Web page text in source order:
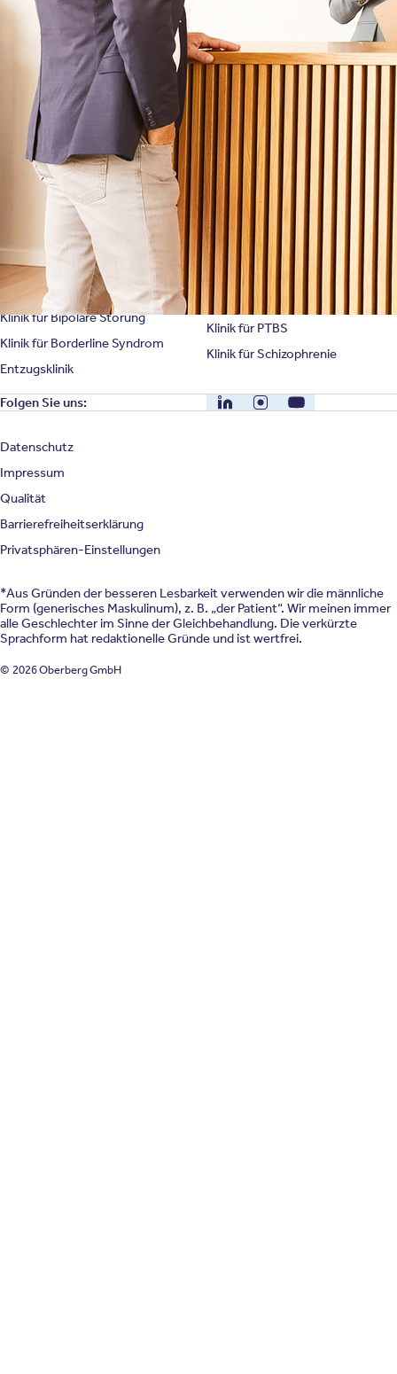
Symptome & Beschwerden
Selbsttests
Presse
Bewertungen
Karriere
Unternehmensfakten
Spezialisierte Kliniken
Klinik für Depression
Klinik für Burnout
Klinik für Angststörung
Klinik für Zwangsstörung
Klinik für Persönlichkeitsstörung
Klinik für Bipolare Störung
Klinik für Borderline Syndrom
Entzugsklinik
Suchtklinik
Klinik für Anorexie
Klinik für Erschöpfung
Klinik für Essstörung
Klinik für Mediensucht
Klinik für Psychose
Klinik für PTBS
Klinik für Schizophrenie
Folgen Sie uns: LinkedIn InstagramYouTube
Datenschutz
Impressum
Qualität
Barrierefreiheitserklärung
Privatsphären-Einstellungen
*Aus Gründen der besseren Lesbarkeit verwenden wir die männliche
Form (generisches Maskulinum), z. B. „der Patient“. Wir meinen immer
alle Geschlechter im Sinne der Gleichbehandlung. Die verkürzte
Sprachform hat redaktionelle Gründe und ist wertfrei.
© 2026 Oberberg GmbH